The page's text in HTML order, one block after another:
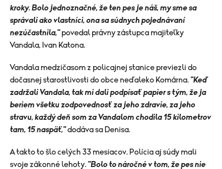
kroky. Bolo jednoznačné, že ten pes je náš, my sme sa
správali ako vlastníci, ona sa súdnych pojednávaní
nezúčastnila,"povedal právny zástupca majiteľky
Vandala, Ivan Katona.
Vandala medzičasom z policajnej stanice previezli do
dočasnej starostlivosti do obce neďaleko Komárna. "Keď
zadržali Vandala, tak mi dali podpísať papier s tým, že ja
beriem všetku zodpovednosť za jeho zdravie, za jeho
stravu, každý deň som za Vandalom chodila 15 kilometrov
tam, 15 naspäť,"dodáva sa Denisa.
A takto to šlo celých 33 mesiacov. Polícia aj súdy mali
svoje zákonné lehoty. "Bolo to náročné v tom, že pes nie